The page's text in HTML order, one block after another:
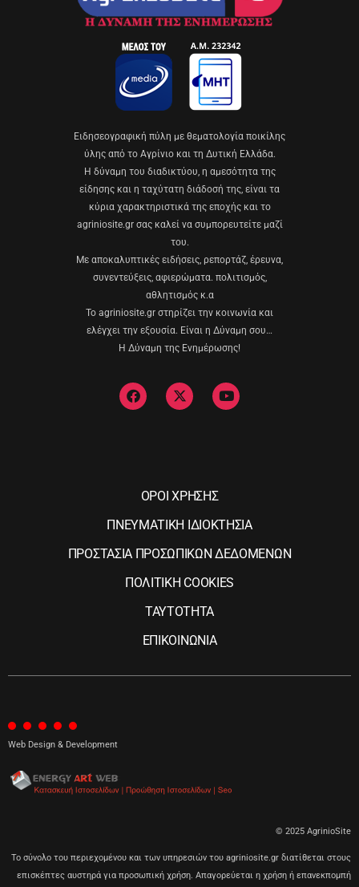
Eιδησεογραφική πύλη με θεματολογία ποικίλης
ύλης από το Αγρίνιο και τη Δυτική Ελλάδα.
Η δύναμη του διαδικτύου, η αμεσότητα της
είδησης και η ταχύτατη διάδοσή της, είναι τα
κύρια χαρακτηριστικά της εποχής και το
agriniosite.gr σας καλεί να συμπορευτείτε μαζί
του.
Με αποκαλυπτικές ειδήσεις, ρεπορτάζ, έρευνα,
συνεντεύξεις, αφιερώματα. πολιτισμός,
αθλητισμός κ.α
Το agriniosite.gr στηρίζει την κοινωνία και
ελέγχει την εξουσία. Είναι η Δύναμη σου…
Η Δύναμη της Ενημέρωσης!
ΟΡΟΙ ΧΡΗΣΗΣ
ΠΝΕΥΜΑΤΙΚΗ ΙΔΙΟΚΤΗΣΙΑ
ΠΡΟΣΤΑΣΙΑ ΠΡΟΣΩΠΙΚΩΝ ΔΕΔΟΜΕΝΩΝ
ΠΟΛΙΤΙΚΗ COOKIES
ΤΑΥΤΟΤΗΤΑ
ΕΠΙΚΟΙΝΩΝΙΑ
Web Design & Development
© 2025 AgrinioSite
Το σύνολο του περιεχομένου και των υπηρεσιών του agriniosite.gr διατίθεται στους
επισκέπτες αυστηρά για προσωπική χρήση. Απαγορεύεται η χρήση ή επανεκπομπή